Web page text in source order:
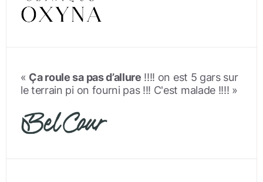
« Ça roule sa pas d’allure !!!! on est 5 gars sur
le terrain pi on fourni pas !!! C'est malade !!!! »